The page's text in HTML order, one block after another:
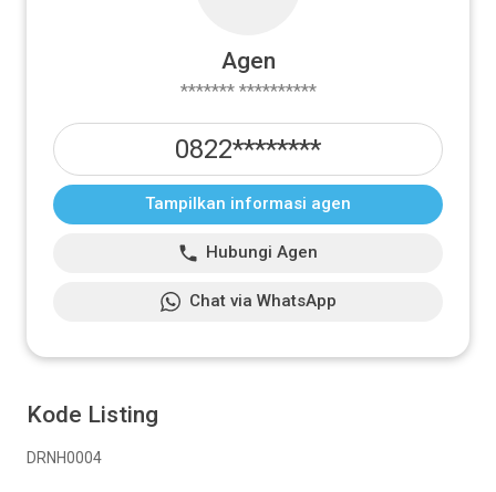
Kode Listing
DRNH0004
Agen
******* **********
0822********
Tampilkan informasi agen
Hubungi Agen
Chat via WhatsApp